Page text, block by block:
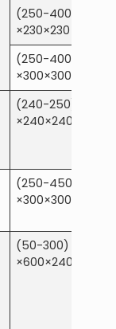
(250-400)
×230×230
(250-400)
×300×300
(240-250)
×240×240
(250-450)
×300×300
(50-300)
×600×240